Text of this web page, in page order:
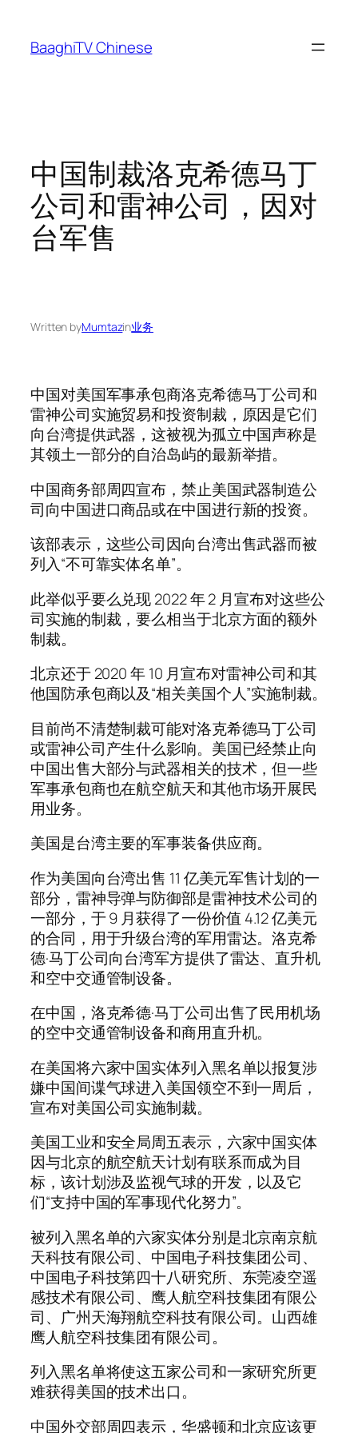
content
BaaghiTV Chinese
中国制裁洛克希德马丁
公司和雷神公司，因对
台军售
Written byMumtazin业务
中国对美国军事承包商洛克希德马丁公司和
雷神公司实施贸易和投资制裁，原因是它们
向台湾提供武器，这被视为孤立中国声称是
其领土一部分的自治岛屿的最新举措。
中国商务部周四宣布，禁止美国武器制造公
司向中国进口商品或在中国进行新的投资。
该部表示，这些公司因向台湾出售武器而被
列入“不可靠实体名单”。
此举似乎要么兑现 2022 年 2 月宣布对这些公
司实施的制裁，要么相当于北京方面的额外
制裁。
北京还于 2020 年 10 月宣布对雷神公司和其
他国防承包商以及“相关美国个人”实施制裁。
目前尚不清楚制裁可能对洛克希德马丁公司
或雷神公司产生什么影响。美国已经禁止向
中国出售大部分与武器相关的技术，但一些
军事承包商也在航空航天和其他市场开展民
用业务。
美国是台湾主要的军事装备供应商。
作为美国向台湾出售 11 亿美元军售计划的一
部分，雷神导弹与防御部是雷神技术公司的
一部分，于 9 月获得了一份价值 4.12 亿美元
的合同，用于升级台湾的军用雷达。洛克希
德·马丁公司向台湾军方提供了雷达、直升机
和空中交通管制设备。
在中国，洛克希德·马丁公司出售了民用机场
的空中交通管制设备和商用直升机。
在美国将六家中国实体列入黑名单以报复涉
嫌中国间谍气球进入美国领空不到一周后，
宣布对美国公司实施制裁。
美国工业和安全局周五表示，六家中国实体
因与北京的航空航天计划有联系而成为目
标，该计划涉及监视气球的开发，以及它
们“支持中国的军事现代化努力”。
被列入黑名单的六家实体分别是北京南京航
天科技有限公司、中国电子科技集团公司、
中国电子科技第四十八研究所、东莞凌空遥
感技术有限公司、鹰人航空科技集团有限公
司、广州天海翔航空科技有限公司。山西雄
鹰人航空科技集团有限公司。
列入黑名单将使这五家公司和一家研究所更
难获得美国的技术出口。
中国外交部周四表示，华盛顿和北京应该更